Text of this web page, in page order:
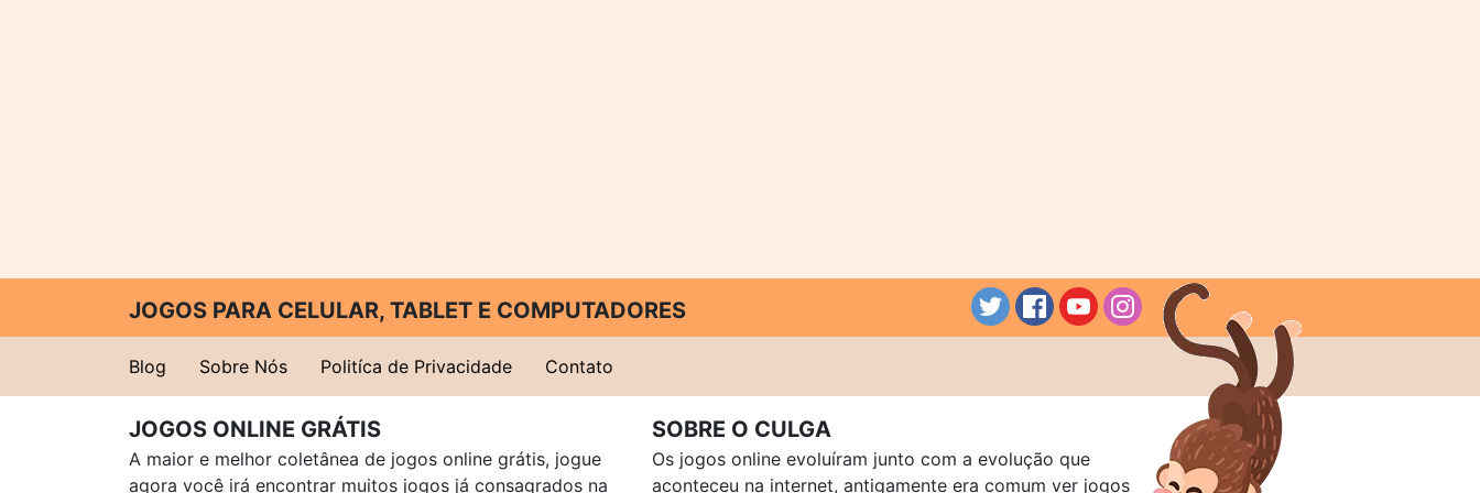
JOGOS PARA CELULAR, TABLET E COMPUTADORES
Blog Sobre Nós Politíca de Privacidade Contato
JOGOS ONLINE GRÁTIS
A maior e melhor coletânea de jogos online grátis, jogue
agora você irá encontrar muitos jogos já consagrados na
SOBRE O CULGA
Os jogos online evoluíram junto com a evolução que
aconteceu na internet, antigamente era comum ver jogos